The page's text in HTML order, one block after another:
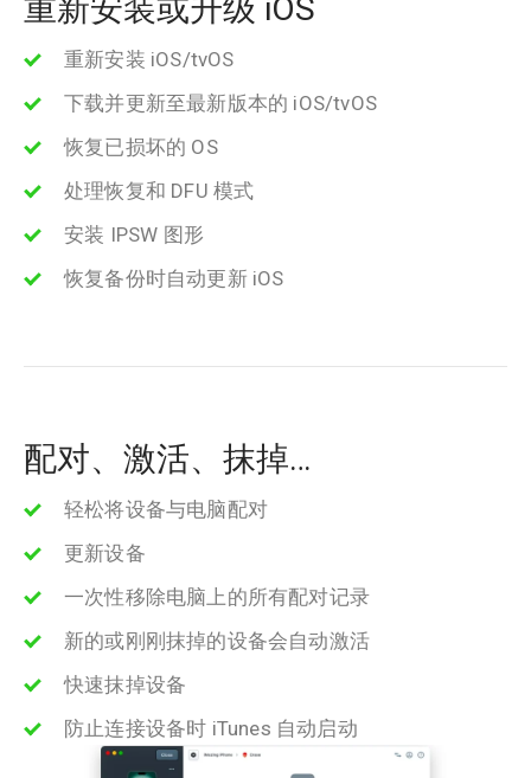
重新安装或升级 iOS
重新安装 iOS/tvOS
下载并更新至最新版本的 iOS/tvOS
恢复已损坏的 OS
处理恢复和 DFU 模式
安装 IPSW 图形
恢复备份时自动更新 iOS
配对、激活、抹掉…
轻松将设备与电脑配对
更新设备
一次性移除电脑上的所有配对记录
新的或刚刚抹掉的设备会自动激活
快速抹掉设备
防止连接设备时 iTunes 自动启动